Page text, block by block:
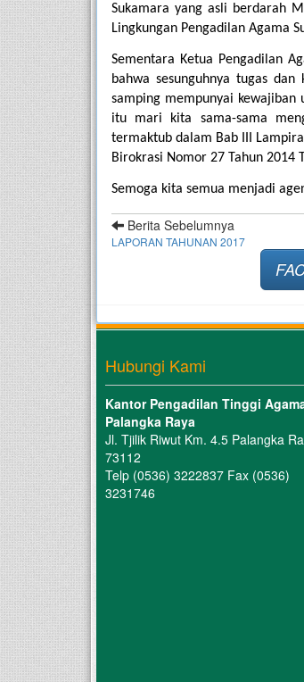
Sukamara yang asli berdarah
Lingkungan Pengadilan Agama
Sementara Ketua Pengadilan
bahwa sesunguhnya tugas
samping mempunyai kewajiban
itu mari kita sama-sama
termaktub dalam Bab III
Birokrasi Nomor 27 Tahun 2014
Semoga kita semua menjadi
Berita Sebelumnya
LAPORAN TAHUNAN 2017
Hubungi Kami
Kantor Pengadilan Tinggi
Palangka Raya
Jl. Tjilik Riwut Km. 4.5 Palangka
73112
Telp (0536) 3222837 Fax (0536)
3231746